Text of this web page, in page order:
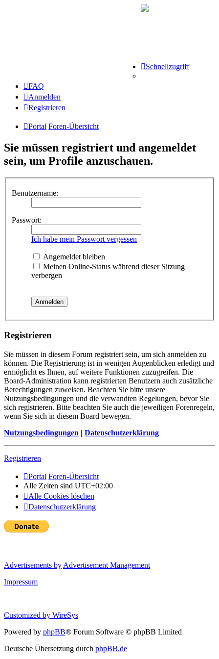
Schnellzugriff
FAQ
Anmelden
Registrieren
Portal Foren-Übersicht
Sie müssen registriert und angemeldet
sein, um Profile anzuschauen.
Benutzername:
Passwort:
Ich habe mein Passwort vergessen
Angemeldet bleiben
Meinen Online-Status während dieser Sitzung
verbergen
Registrieren
Sie müssen in diesem Forum registriert sein, um sich anmelden zu
können. Die Registrierung ist in wenigen Augenblicken erledigt und
ermöglicht es Ihnen, auf weitere Funktionen zuzugreifen. Die
Board-Administration kann registrierten Benutzern auch zusätzliche
Berechtigungen zuweisen. Beachten Sie bitte unsere
Nutzungsbedingungen und die verwandten Regelungen, bevor Sie
sich registrieren. Bitte beachten Sie auch die jeweiligen Forenregeln,
wenn Sie sich in diesem Board bewegen.
Nutzungsbedingungen | Datenschutzerklärung
Registrieren
Portal Foren-Übersicht
Alle Zeiten sind UTC+02:00
Alle Cookies löschen
Datenschutzerklärung
Advertisements by Advertisement Management
Impressum
Customized by WireSys
Powered by phpBB® Forum Software © phpBB Limited
Deutsche Übersetzung durch phpBB.de